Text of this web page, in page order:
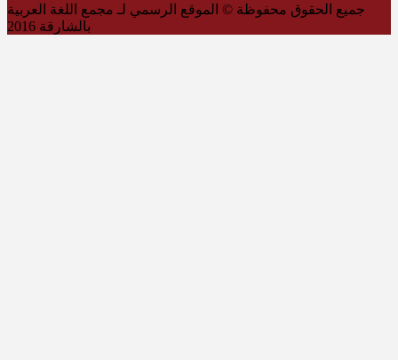
جميع الحقوق محفوظة © الموقع الرسمي لـ مجمع اللغة العربية
بالشارقة 2016